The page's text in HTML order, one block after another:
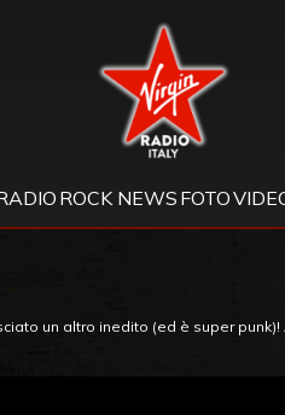
Virgin Radio
ROCK NEWS FOTO
un altro inedito (ed è super